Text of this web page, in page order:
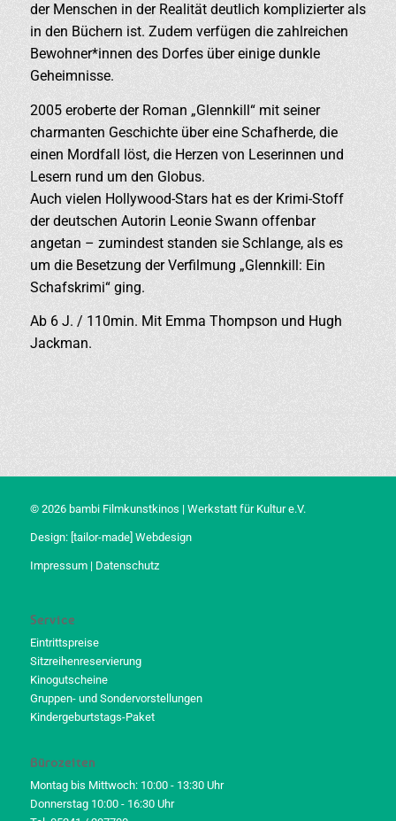
der Menschen in der Realität deutlich komplizierter als
in den Büchern ist. Zudem verfügen die zahlreichen
Bewohner*innen des Dorfes über einige dunkle
Geheimnisse.
2005 eroberte der Roman „Glennkill“ mit seiner
charmanten Geschichte über eine Schafherde, die
einen Mordfall löst, die Herzen von Leserinnen und
Lesern rund um den Globus.
Auch vielen Hollywood-Stars hat es der Krimi-Stoff
der deutschen Autorin Leonie Swann offenbar
angetan – zumindest standen sie Schlange, als es
um die Besetzung der Verfilmung „Glennkill: Ein
Schafskrimi“ ging.
Ab 6 J. / 110min. Mit Emma Thompson und Hugh
Jackman.
© 2026 bambi Filmkunstkinos | Werkstatt für Kultur e.V.
Design: [tailor-made] Webdesign
Impressum| Datenschutz
Service
Eintrittspreise
Sitzreihenreservierung
Kinogutscheine
Gruppen- und Sondervorstellungen
Kindergeburtstags-Paket
Bürozeiten
Montag bis Mittwoch: 10:00 - 13:30 Uhr
Donnerstag 10:00 - 16:30 Uhr